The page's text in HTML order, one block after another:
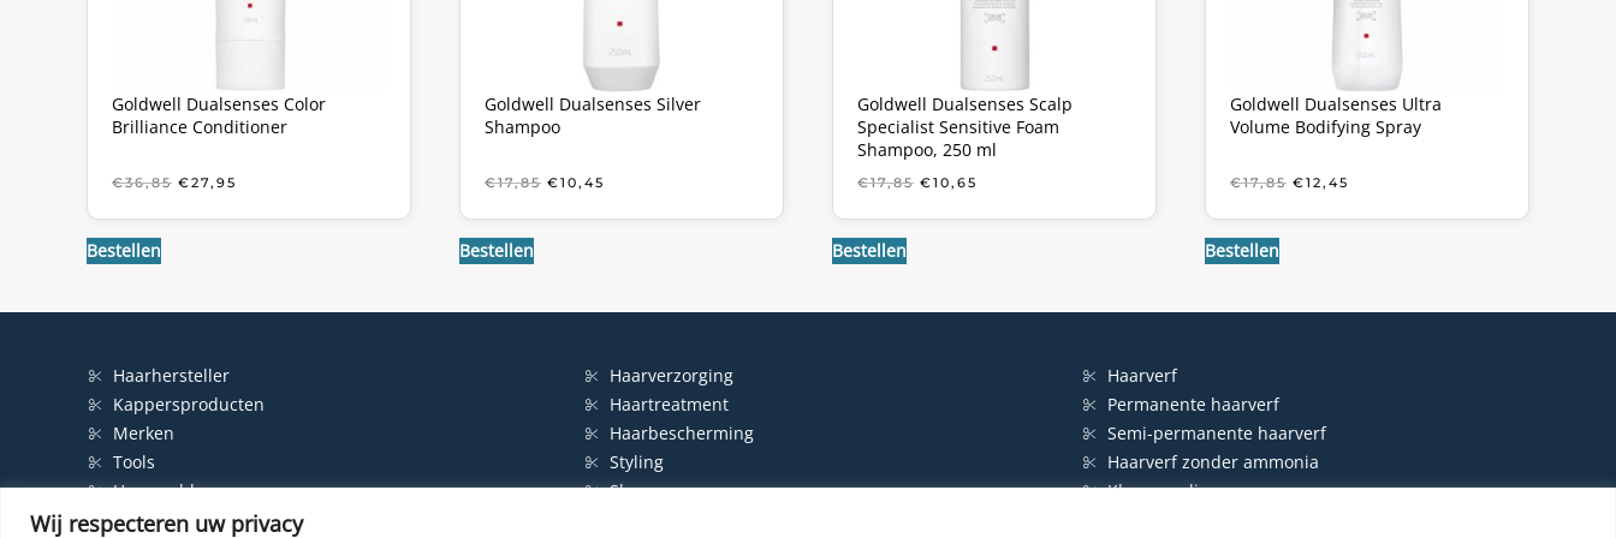
Wij respecteren uw privacy
Goldwell Dualsenses Color
Brilliance Conditioner
€36,85 OORSPRONKELIJKE
WAS:
€27,95
IS:
Bestellen
Goldwell Dualsenses Silver
Shampoo
€17,85 OORSPRONKELIJKE
WAS:
€10,45
IS:
Bestellen
Goldwell Dualsenses Scalp
Specialist Sensitive Foam
Shampoo, 250 ml
€17,85 OORSPRONKELIJKE
WAS:
€10,65
IS:
Bestellen
Goldwell Dualsenses Ultra
Volume Bodifying Spray
€17,85 OORSPRONKELIJKE
WAS:
€12,45
IS:
Bestellen
Haarhersteller
Kappersproducten
Merken
Tools
Haarproblemen
Haarverzorging
Haartreatment
Haarbescherming
Styling
Shampoo
Haarverf
Permanente haarverf
Semi-permanente haarverf
Haarverf zonder ammonia
Kleurspoeling